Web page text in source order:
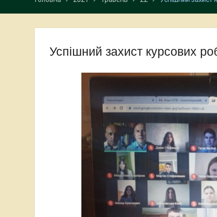
Успішний захист курсових